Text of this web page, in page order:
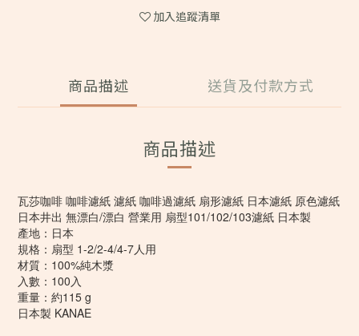
加入追蹤清單
商品描述 送貨及付款方式
商品描述
瓦莎咖啡 咖啡濾紙 濾紙 咖啡過濾紙 扇形濾紙 日本濾紙 原色濾紙
日本井出 無漂白/漂白 營業用 扇型101/102/103濾紙 日本製
產地：日本
規格：扇型 1-2/2-4/4-7人用
材質：100%純木漿
入數：100入
重量：約115 g
日本製 KANAE